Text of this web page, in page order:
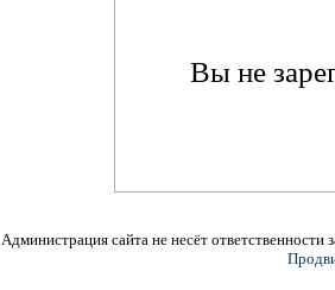
Вы не
Администрация сайта не несёт